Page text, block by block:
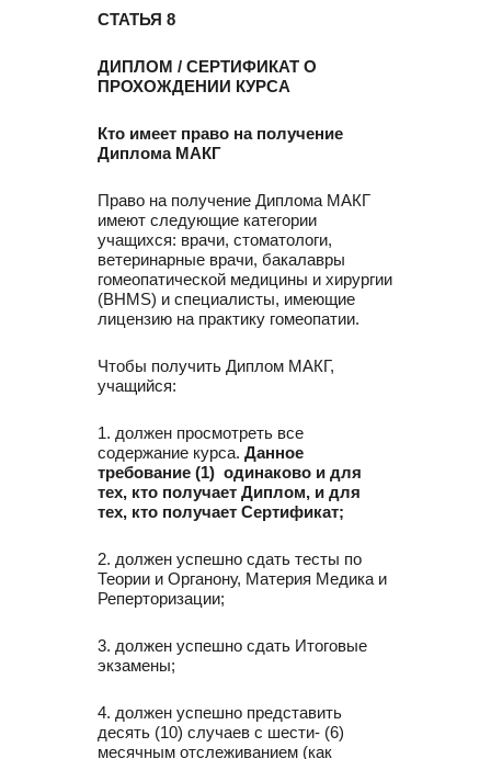
СТАТЬЯ 8
ДИПЛОМ / СЕРТИФИКАТ О
ПРОХОЖДЕНИИ КУРСА
Кто имеет право на получение
Диплома МАКГ
Право на получение Диплома МАКГ
имеют следующие категории
учащихся: врачи, стоматологи,
ветеринарные врачи, бакалавры
гомеопатической медицины и хирургии
(BHMS) и специалисты, имеющие
лицензию на практику гомеопатии.
Чтобы получить Диплом МАКГ,
учащийся:
1. должен просмотреть все
содержание курса. Данное
требование (1) одинаково и для
тех, кто получает Диплом, и для
тех, кто получает Сертификат;
2. должен успешно сдать тесты по
Теории и Органону, Материя Медика и
Реперторизации;
3. должен успешно сдать Итоговые
экзамены;
4. должен успешно представить
десять (10) случаев с шести- (6)
месячным отслеживанием (как